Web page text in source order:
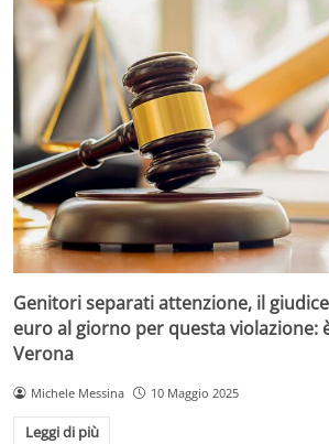
Genitori separati attenzione, il
euro al giorno per questa violazione:
Verona
Michele Messina 10 Maggio 2025
Leggi di più